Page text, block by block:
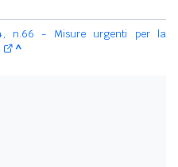
n.66 - Misure urgenti per la
^